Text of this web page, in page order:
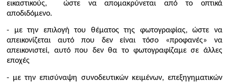
εικαστικούς, ώστε να απομακρύνεται από το οπτικά
αποδιδόμενο.
- με την επιλογή του θέματος της φωτογραφίας, ώστε να
απεικονίζεται αυτό που δεν είναι τόσο «προφανές» να
απεικονιστεί, αυτό που δεν θα το φωτογραφίζαμε σε άλλες
εποχές
- με την επισύναψη συνοδευτικών κειμένων, επεξηγηματικών